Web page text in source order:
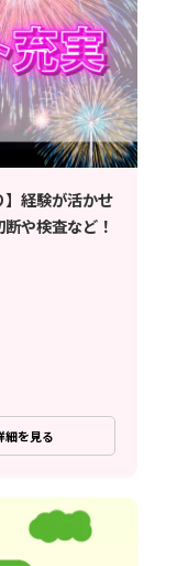
】経験が活かせ
や検査など！
細を見る